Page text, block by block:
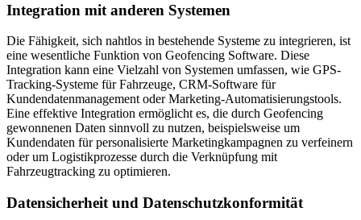
Integration mit anderen Systemen
Die Fähigkeit, sich nahtlos in bestehende Systeme zu integrieren, ist
eine wesentliche Funktion von Geofencing Software. Diese
Integration kann eine Vielzahl von Systemen umfassen, wie GPS-
Tracking-Systeme für Fahrzeuge, CRM-Software für
Kundendatenmanagement oder Marketing-Automatisierungstools.
Eine effektive Integration ermöglicht es, die durch Geofencing
gewonnenen Daten sinnvoll zu nutzen, beispielsweise um
Kundendaten für personalisierte Marketingkampagnen zu verfeinern
oder um Logistikprozesse durch die Verknüpfung mit
Fahrzeugtracking zu optimieren.
Datensicherheit und Datenschutzkonformität